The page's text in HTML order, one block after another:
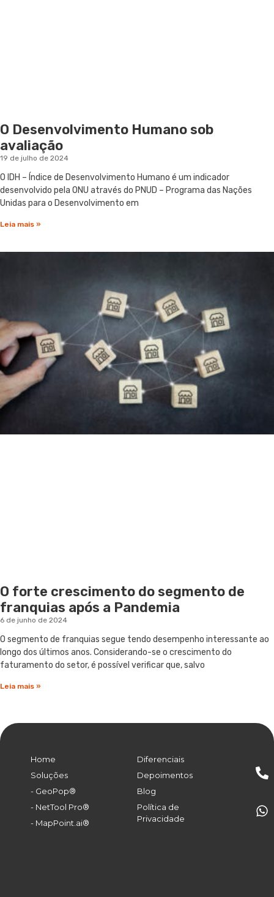
O Desenvolvimento Humano sob
avaliação
19 de julho de 2024
O IDH – Índice de Desenvolvimento Humano é um indicador
desenvolvido pela ONU através do PNUD – Programa das Nações
Unidas para o Desenvolvimento em
Leia mais »
O forte crescimento do segmento de
franquias após a Pandemia
6 de junho de 2024
O segmento de franquias segue tendo desempenho interessante ao
longo dos últimos anos. Considerando-se o crescimento do
faturamento do setor, é possível verificar que, salvo
Leia mais »
Home
Soluções
- GeoPop®
- NetTool Pro®
- MapPoint.ai®
Diferenciais
Depoimentos
Blog
Política de
Privacidade